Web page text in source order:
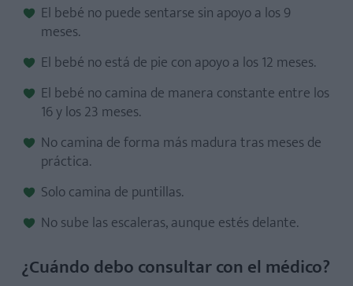
El bebé no puede sentarse sin apoyo a los 9
meses.
El bebé no está de pie con apoyo a los 12 meses.
El bebé no camina de manera constante entre los
16 y los 23 meses.
No camina de forma más madura tras meses de
práctica.
Solo camina de puntillas.
No sube las escaleras, aunque estés delante.
¿Cuándo debo consultar con el médico?